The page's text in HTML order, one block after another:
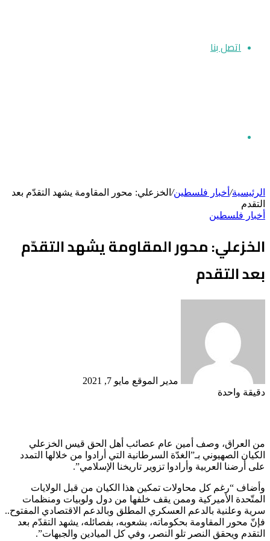
اتصل بنا
عن
الرئيسية/ أخبار فلسطين/ الخزعلي: محور المقاومة يشهد التقدّم بعد
التقدم
أخبار فلسطين
الخزعلي: محور المقاومة يشهد التقدّم
بعد التقدم
مدير الموقع مايو 7, 2021
دقيقة واحدة
من العراق، وصف أمين عام عصائب أهل الحق قيس الخزعلي
الكيان الصهيوني بـ”الغدّة السرطانية التي أرادوا من خلالها التمدد
على أرضنا العربية وأرادوا تزوير تاريخنا الإسلامي”.
وأضاف “رغم كل محاولات تمكين هذا الكيان من قبل الولايات
المتّحدة الأميركية وممن يقف خلفها من دول ولوبيات ومنظمات
سرية وعلنية بالدعم العسكري المطلق وبالدعم الاقتصادي المفتوح..
فإنّ محور المقاومة بحكوماته، بشعوبه، بفصائله، يشهد التقدّم بعد
التقدم ويحقق النصر تلو النصر، وفي كل الميادين والجبهات”.